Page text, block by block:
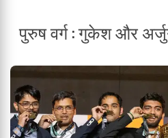
पुरुष वर्ग : गुकेश और